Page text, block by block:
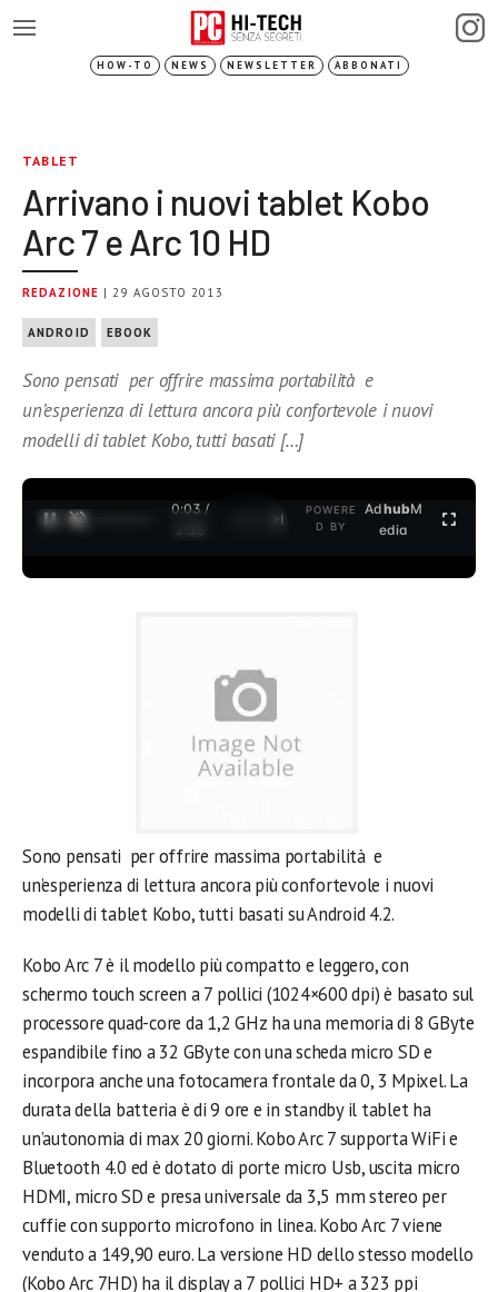
HOW-TO NEWS NEWSLETTER ABBONATI
TABLET
Arrivano i nuovi tablet Kobo
Arc 7 e Arc 10 HD
REDAZIONE | 29 AGOSTO 2013
ANDROID EBOOK
Sono pensati per offrire massima portabilità e
un’esperienza di lettura ancora più confortevole i nuovi
modelli di tablet Kobo, tutti basati […]
0:03 /
3:35
POWERE
D BY
AdhubM
edia
Sono pensati per offrire massima portabilità e
un’esperienza di lettura ancora più confortevole i nuovi
modelli di tablet Kobo, tutti basati su Android 4.2.
Kobo Arc 7 è il modello più compatto e leggero, con
schermo touch screen a 7 pollici (1024×600 dpi) è basato sul
processore quad-core da 1,2 GHz ha una memoria di 8 GByte
espandibile fino a 32 GByte con una scheda micro SD e
incorpora anche una fotocamera frontale da 0, 3 Mpixel. La
durata della batteria è di 9 ore e in standby il tablet ha
un’autonomia di max 20 giorni. Kobo Arc 7 supporta WiFi e
Bluetooth 4.0 ed è dotato di porte micro Usb, uscita micro
HDMI, micro SD e presa universale da 3,5 mm stereo per
cuffie con supporto microfono in linea. Kobo Arc 7 viene
venduto a 149,90 euro. La versione HD dello stesso modello
(Kobo Arc 7HD) ha il display a 7 pollici HD+ a 323 ppi